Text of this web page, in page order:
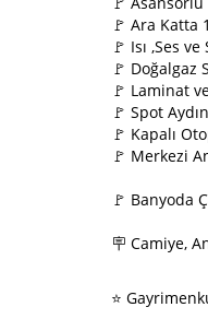
🚩 Ara Katta
🚩 Isı ,Ses ve
🚩 Doğalgaz
🚩 Laminat
🚩 Spot
🚩 Kapalı
🚩 Merkezi
🚩 Banyoda
🪧 Camiye,
⭐